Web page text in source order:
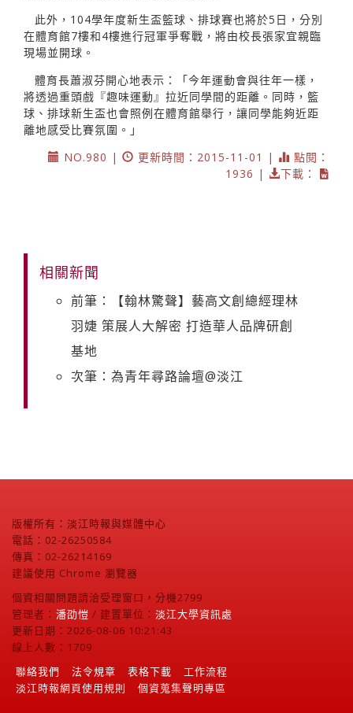
此外，104學年度新生盃籃球、排球賽也將於5日，分別
在體育館7樓和4樓進行冠軍爭奪戰，將由校長張家宜親臨
現場並開球。
體育長蕭淑芬開心地表示：「今年運動會與往年一樣，
將透過重頭戲『趣味運動』拉近同學間的距離。同時，籃
球、排球新生盃也會照例在體育館舉行，讓同學能夠近距
離地感受比賽氛圍。」
NO.980 |
更新時間：2015-11-01 |
點閱：
1936 |
下載：
相關新聞
前筆：【翰林驚聲】藝高文創總經理林
羽婕 策展人大解密 打造華人品牌研創
基地
次筆：為青年尋路論壇@淡江
版權所有：淡江時報與媒體中心
電話：02-26250584
傳真：02-26214169
建議使用 Chrome 瀏覽器
個資相關問題請洽受理窗口，分機2799
管理者： 潘劭愷 / 建置單位： 淡江大學資訊處
更新日期：2026-08-06 10:21:43
線上人數：1709
聯絡我們
法令規章 表格下載
工作流程
淡江時報網頁使用規則
個資蒐集聲明專區